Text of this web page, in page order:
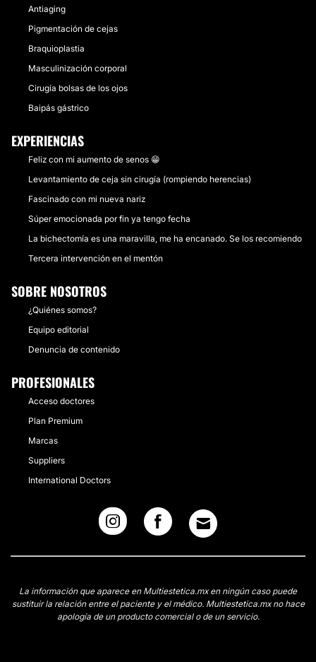
Antiaging
Pigmentación de cejas
Braquioplastia
Masculinización corporal
Cirugía bolsas de los ojos
Baipás gástrico
EXPERIENCIAS
Feliz con mi aumento de senos 😁
Levantamiento de ceja sin cirugía (rompiendo herencias)
Fascinado con mi nueva nariz
Súper emocionada por fin ya tengo fecha
La bichectomía es una maravilla, me ha encanado. Se los recomiendo
Tercera intervención en el mentón
SOBRE NOSOTROS
¿Quiénes somos?
Equipo editorial
Denuncia de contenido
PROFESIONALES
Acceso doctores
Plan Premium
Marcas
Suppliers
International Doctors
La información que aparece en Multiestetica.mx en ningún caso puede
sustituir la relación entre el paciente y el médico. Multiestetica.mx no hace
apología de un producto comercial o de un servicio.